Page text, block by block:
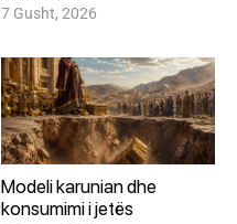
7 Gusht, 2026
Modeli karunian dhe
konsumimi i jetës